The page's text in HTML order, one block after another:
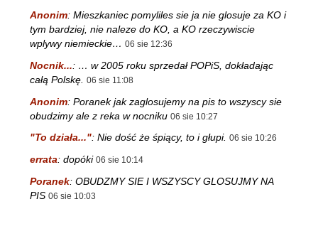
Anonim: Mieszkaniec pomyliles sie ja nie glosuje za KO i
tym bardziej, nie naleze do KO, a KO rzeczywiscie
wplywy niemieckie… 06 sie 12:36
Nocnik...: … w 2005 roku sprzedał POPiS, dokładając
całą Polskę. 06 sie 11:08
Anonim: Poranek jak zaglosujemy na pis to wszyscy sie
obudzimy ale z reka w nocniku 06 sie 10:27
"To działa...": Nie dość że śpiący, to i głupi. 06 sie 10:26
errata: dopóki 06 sie 10:14
Poranek: OBUDZMY SIE I WSZYSCY GLOSUJMY NA
PIS 06 sie 10:03